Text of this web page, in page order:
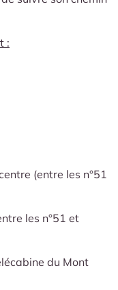
:
(entre les n°51
les n°51 et
du Mont